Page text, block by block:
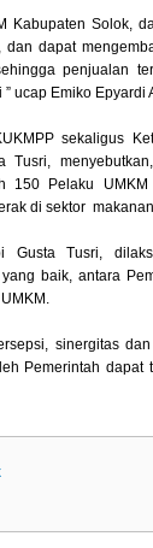
Kabupaten Solok,
dan dapat
penjualan
ucap Emiko Epyardi
sekaligus
Tusri,
150 Pelaku
di sektor
Gusta Tusri,
baik, antara
sinergitas
Pemerintah dapat